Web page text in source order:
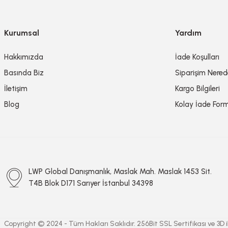
Kurumsal
Hakkımızda
Basında Biz
İletişim
Blog
Yardım
İade Koşulları
Siparişim
Kargo Bilgileri
Kolay İade
LWP Global Danışmanlık, Maslak Mah. Maslak 1453 Sit.
T4B Blok D171 Sarıyer İstanbul 34398
Copyright © 2024 - Tüm Hakları Saklıdır. 256Bit SSL Sertifikası ve 3D